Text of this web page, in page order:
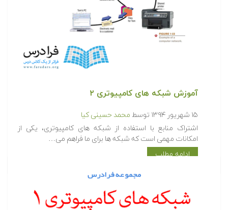
آموزش شبکه های کامپیوتری ۲
۱۵ شهریور ۱۳۹۴ توسط محمد حسینی کیا
اشتراک منابع با استفاده از شبکه های کامپیوتری، یکی از
امکانات مهمی است که شبکه ها برای ما فراهم می…
ادامه مطلب